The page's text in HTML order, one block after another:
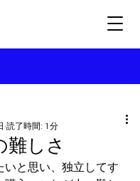
難しさ
読了時間: 1分
いと思い、独立してす